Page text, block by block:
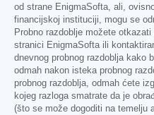
od strane EnigmaSofta, ali,
financijskoj instituciji, mogu se
Probno razdoblje možete
stranici EnigmaSofta ili
dnevnog probnog razdoblja kako
odmah nakon isteka probnog
probnog razdoblja, odmah ćete
kojeg razloga smatrate da je
(što se može dogoditi na temelju